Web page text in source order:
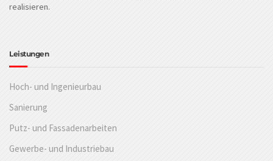
realisieren.
Leistungen
Hoch- und Ingenieurbau
Sanierung
Putz- und Fassadenarbeiten
Gewerbe- und Industriebau